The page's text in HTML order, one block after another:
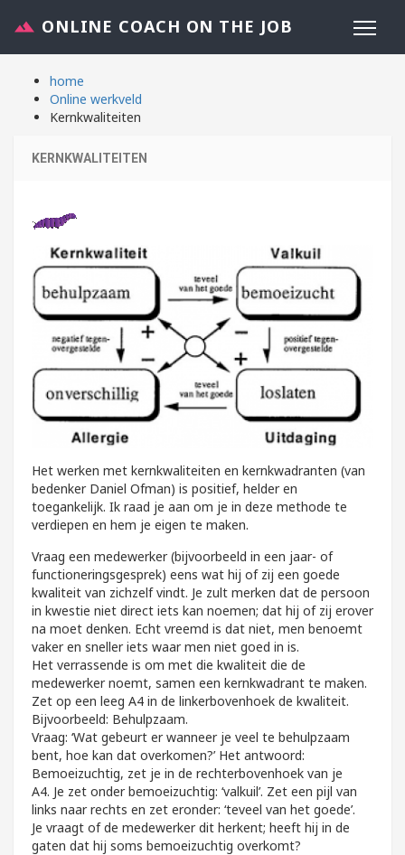
ONLINE COACH ON THE JOB
home
Online werkveld
Kernkwaliteiten
KERNKWALITEITEN
Het werken met kernkwaliteiten en kernkwadranten (van
bedenker Daniel Ofman) is positief, helder en
toegankelijk. Ik raad je aan om je in deze methode te
verdiepen en hem je eigen te maken.
Vraag een medewerker (bijvoorbeeld in een jaar- of
functioneringsgesprek) eens wat hij of zij een goede
kwaliteit van zichzelf vindt. Je zult merken dat de persoon
in kwestie niet direct iets kan noemen; dat hij of zij erover
na moet denken. Echt vreemd is dat niet, men benoemt
vaker en sneller iets waar men niet goed in is.
Het verrassende is om met die kwaliteit die de
medewerker noemt, samen een kernkwadrant te maken.
Zet op een leeg A4 in de linkerbovenhoek de kwaliteit.
Bijvoorbeeld: Behulpzaam.
Vraag: ‘Wat gebeurt er wanneer je veel te behulpzaam
bent, hoe kan dat overkomen?’ Het antwoord:
Bemoeizuchtig, zet je in de rechterbovenhoek van je
A4. Je zet onder bemoeizuchtig: ‘valkuil’. Zet een pijl van
links naar rechts en zet eronder: ‘teveel van het goede’.
Je vraagt of de medewerker dit herkent; heeft hij in de
gaten dat hij soms bemoeizuchtig overkomt?